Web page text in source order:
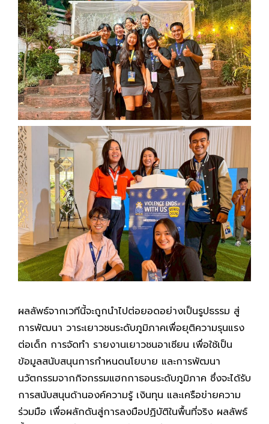
ผลลัพธ์จากเวทีนี้จะถูกนำไปต่อยอดอย่างเป็นรูปธรรม สู่
การพัฒนา วาระเยาวชนระดับภูมิภาคเพื่อยุติความรุนแรง
ต่อเด็ก การจัดทำ รายงานเยาวชนอาเซียน เพื่อใช้เป็น
ข้อมูลสนับสนุนการกำหนดนโยบาย และการพัฒนา
นวัตกรรมจากกิจกรรมแฮกกาธอนระดับภูมิภาค ซึ่งจะได้รับ
การสนับสนุนด้านองค์ความรู้ เงินทุน และเครือข่ายความ
ร่วมมือ เพื่อผลักดันสู่การลงมือปฏิบัติในพื้นที่จริง ผลลัพธ์